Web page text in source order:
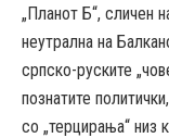
„Планот Б“, сличен
неутрална на
српско-руските
познатите
со „терцирања“